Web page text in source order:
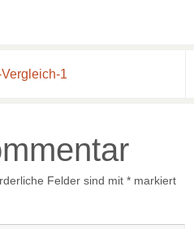
1
Felder sind mit * markiert